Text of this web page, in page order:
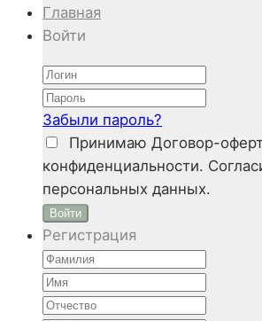
Главная
Войти
Забыли пароль?
Принимаю Договор-
конфиденциальности.
персональных данных.
Войти
Регистрация